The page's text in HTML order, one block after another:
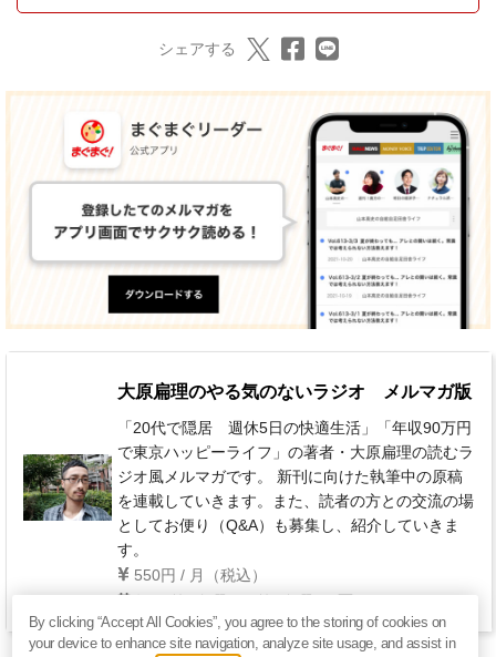
シェアする
大原扁理のやる気のないラジオ メルマガ版
「20代で隠居 週休5日の快適生活」「年収90万円
で東京ハッピーライフ」の著者・大原扁理の読むラ
ジオ風メルマガです。 新刊に向けた執筆中の原稿
を連載していきます。また、読者の方との交流の場
としてお便り（Q&A）も募集し、紹介していきま
す。
550円 / 月（税込）
毎月 第2金曜日・第4金曜日
By clicking “Accept All Cookies”, you agree to the storing of cookies on
your device to enhance site navigation, analyze site usage, and assist in